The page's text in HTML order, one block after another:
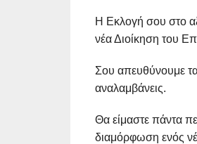
Η Εκλογή σου στο
νέα Διοίκηση του
Σου απευθύνουμε
αναλαμβάνεις.
Θα είμαστε πάντα
διαμόρφωση ενός